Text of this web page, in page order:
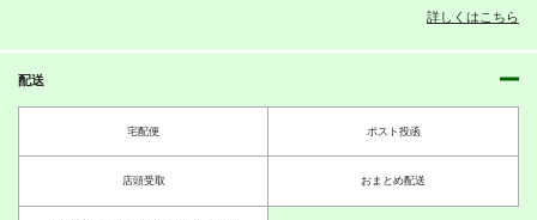
詳しくはこちら
配送
宅配便 ポスト投函
店頭受取 おまとめ配送